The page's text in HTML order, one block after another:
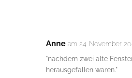
Anne am 24. November
"nachdem zwei alte
herausgefallen waren."